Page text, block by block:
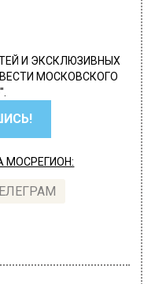
И ЭКСКЛЮЗИВНЫХ
МОСКОВСКОГО
МОСРЕГИОН: